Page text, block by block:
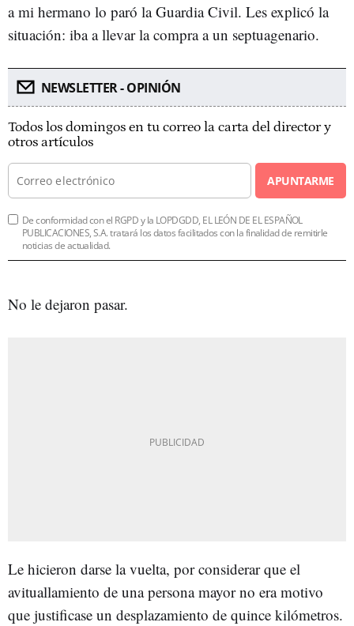
a mi hermano lo paró la Guardia Civil. Les explicó la
situación: iba a llevar la compra a un septuagenario.
NEWSLETTER - OPINIÓN
Todos los domingos en tu correo la carta del director y
otros artículos
APUNTARME
De conformidad con el RGPD y la LOPDGDD, EL LEÓN DE EL ESPAÑOL
PUBLICACIONES, S.A. tratará los datos facilitados con la finalidad de remitirle
noticias de actualidad.
No le dejaron pasar.
Le hicieron darse la vuelta, por considerar que el
avituallamiento de una persona mayor no era motivo
que justificase un desplazamiento de quince kilómetros.